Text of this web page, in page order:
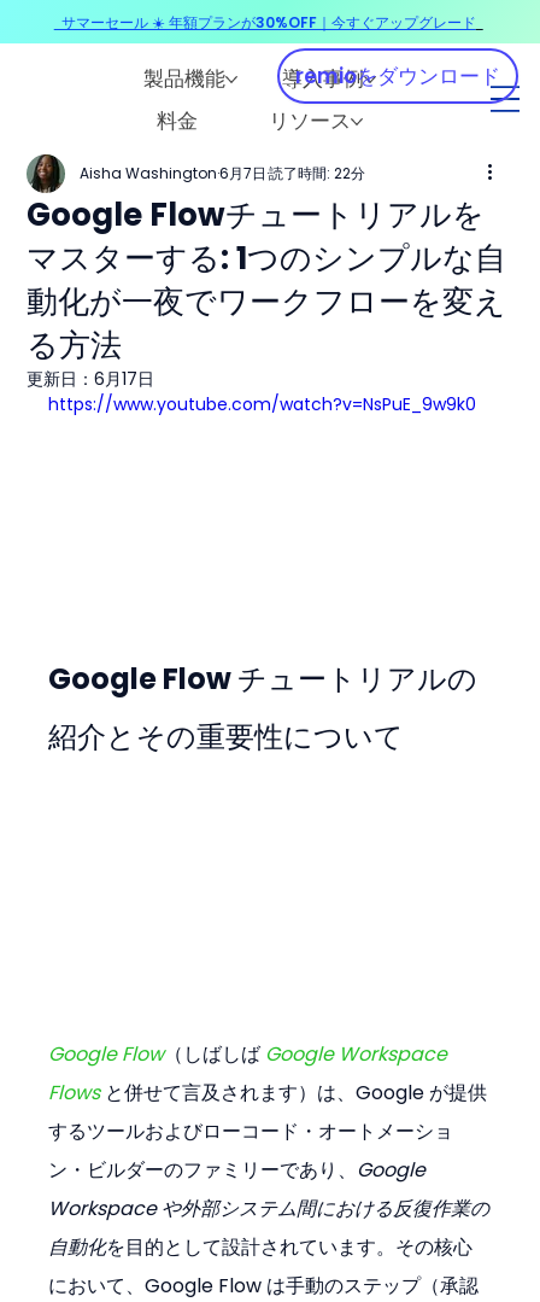
製品機能
導入事例
料金
リソース
remioをダウンロード
Google Flowチュートリアルを
マスターする: 1つのシンプルな自
動化が一夜でワークフローを変え
る方法
Aisha Washington 6月7日 読了時間: 22分
更新日：6月17日
https://www.youtube.com/watch?v=NsPuE_9w9k0
Google Flow チュートリアルの
紹介とその重要性について
Google Flow（しばしば Google Workspace
Flows と併せて言及されます）は、Google が提供
するツールおよびローコード・オートメーショ
ン・ビルダーのファミリーであり、 Google
Workspace や外部システム間における反復作業の
自動化を目的として設計されています。その核心
において、Google Flow は手動のステップ（承認
サマーセール ☀️ 年額プランが30%OFF｜今すぐアップグレード